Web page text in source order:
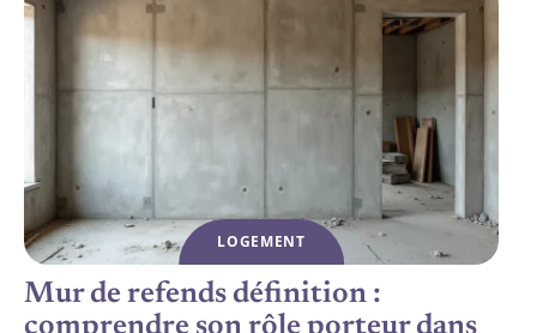
LOGEMENT
Mur de refends définition :